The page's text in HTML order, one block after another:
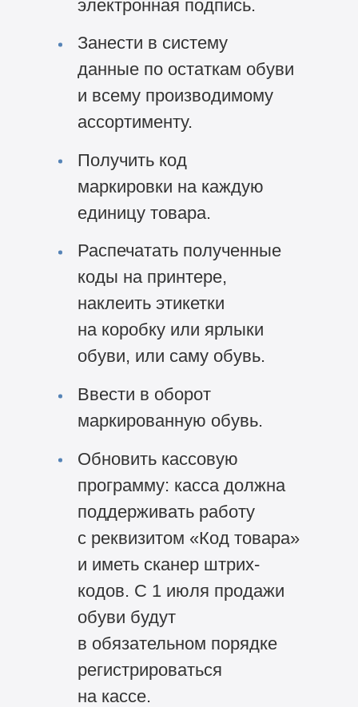
электронная подпись.
Занести в систему
данные по остаткам обуви
и всему производимому
ассортименту.
Получить код
маркировки на каждую
единицу товара.
Распечатать полученные
коды на принтере,
наклеить этикетки
на коробку или ярлыки
обуви, или саму обувь.
Ввести в оборот
маркированную обувь.
Обновить кассовую
программу: касса должна
поддерживать работу
с реквизитом «Код товара»
и иметь сканер штрих-
кодов. С 1 июля продажи
обуви будут
в обязательном порядке
регистрироваться
на кассе.